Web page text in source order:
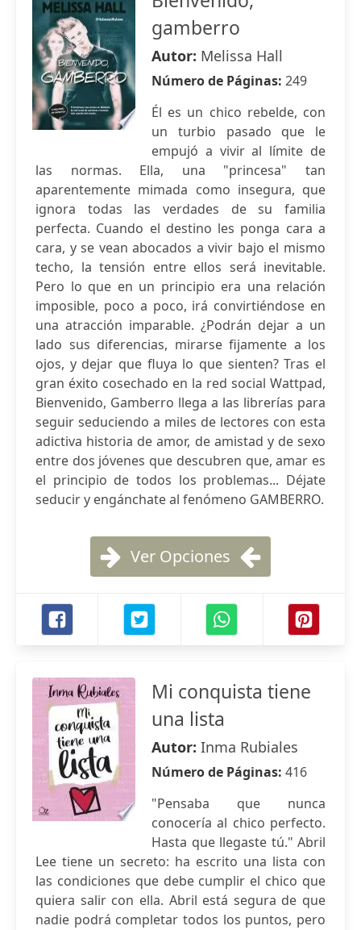
gamberro
Autor: Melissa Hall
Número de Páginas: 249
Él es un chico rebelde, con
un turbio pasado que le
empujó a vivir al límite de
las normas. Ella, una "princesa" tan
aparentemente mimada como insegura, que
ignora todas las verdades de su familia
perfecta. Cuando el destino les ponga cara a
cara, y se vean abocados a vivir bajo el mismo
techo, la tensión entre ellos será inevitable.
Pero lo que en un principio era una relación
imposible, poco a poco, irá convirtiéndose en
una atracción imparable. ¿Podrán dejar a un
lado sus diferencias, mirarse fijamente a los
ojos, y dejar que fluya lo que sienten? Tras el
gran éxito cosechado en la red social Wattpad,
Bienvenido, Gamberro llega a las librerías para
seguir seduciendo a miles de lectores con esta
adictiva historia de amor, de amistad y de sexo
entre dos jóvenes que descubren que, amar es
el principio de todos los problemas... Déjate
seducir y engánchate al fenómeno GAMBERRO.
Ver Opciones
Mi conquista tiene
una lista
Autor: Inma Rubiales
Número de Páginas: 416
"Pensaba que nunca
conocería al chico perfecto.
Hasta que llegaste tú." Abril
Lee tiene un secreto: ha escrito una lista con
las condiciones que debe cumplir el chico que
quiera salir con ella. Abril está segura de que
nadie podrá completar todos los puntos, pero